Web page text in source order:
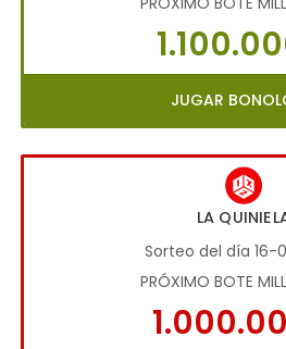
JUGAR
LA
Sorteo del día 16-
PRÓXIMO BOTE